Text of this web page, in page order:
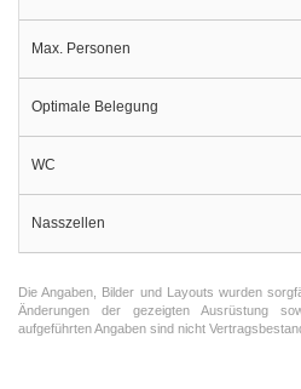
Max. Personen
Optimale Belegung
WC
Nasszellen
Die Angaben, Bilder und Layouts wurden
Änderungen der gezeigten Ausrüstung
aufgeführten Angaben sind nicht